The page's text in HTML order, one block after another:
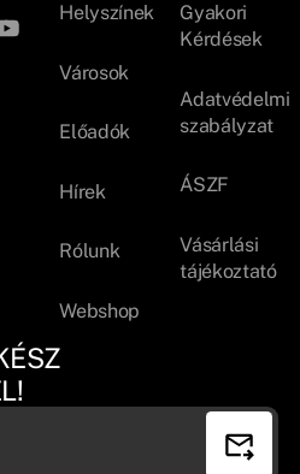
Helyszínek
Városok
Előadók
Hírek
Rólunk
Webshop
Gyakori
Kérdések
Adatvédelmi
szabályzat
ÁSZF
Vásárlási
tájékoztató